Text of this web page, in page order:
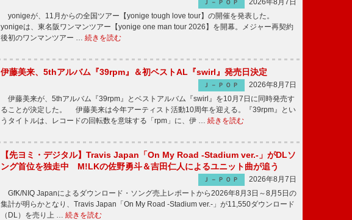
Ｊ－ＰＯＰ
2026年8月7日
yonigeが、11月からの全国ツアー【yonige tough love tour】の開催を発表した。
yonigeは、東名阪ワンマンツアー【yonige one man tour 2026】を開幕。メジャー再契約
後初のワンマンツアー … 続きを読む
伊藤美来、5thアルバム『39rpm』＆初ベストAL『swirl』発売日決定
Ｊ－ＰＯＰ
2026年8月7日
伊藤美来が、5thアルバム『39rpm』とベストアルバム『swirl』を10月7日に同時発売す
ることが決定した。 伊藤美来は今年アーティスト活動10周年を迎える。『39rpm』とい
うタイトルは、レコードの回転数を意味する「rpm」に、伊 … 続きを読む
【先ヨミ・デジタル】Travis Japan「On My Road -Stadium ver.-」がDLソ
ング首位を独走中 M!LKの佐野勇斗＆吉田仁人によるユニット曲が追う
Ｊ－ＰＯＰ
2026年8月7日
GfK/NIQ Japanによるダウンロード・ソング売上レポートから2026年8月3日～8月5日の
集計が明らかとなり、Travis Japan「On My Road -Stadium ver.-」が11,550ダウンロード
（DL）を売り上 … 続きを読む